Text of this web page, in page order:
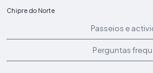
Chipre do Norte
Passeios e
Perguntas